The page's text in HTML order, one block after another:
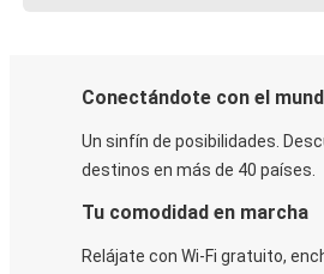
Conectándote con el
Un sinfín de posibilidades.
destinos en más de 40 países.
Tu comodidad en marcha
Relájate con Wi-Fi gratuito,